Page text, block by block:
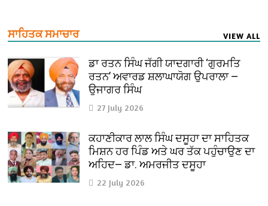
ਸਾਹਿਤਕ ਸਮਾਚਾਰ VIEW ALL
ਡਾ ਰਤਨ ਸਿੰਘ ਜੱਗੀ ਯਾਦਗਾਰੀ ‘ਗੁਰਮਤਿ
ਰਤਨ’ ਅਵਾਰਡ ਸ਼ਲਾਘਾਯੋਗ ਉਪਰਾਲਾ —
ਉਜਾਗਰ ਸਿੰਘ
27 July 2026
ਕਹਾਣੀਕਾਰ ਲਾਲ ਸਿੰਘ ਦਸੂਹਾ ਦਾ ਸਾਹਿਤਕ
ਮਿਸ਼ਨ ਹਰ ਪਿੰਡ ਅਤੇ ਘਰ ਤੱਕ ਪਹੁੰਚਾਉਣ ਦਾ
ਅਹਿਦ— ਡਾ. ਅਮਰਜੀਤ ਦਸੂਹਾ
22 July 2026